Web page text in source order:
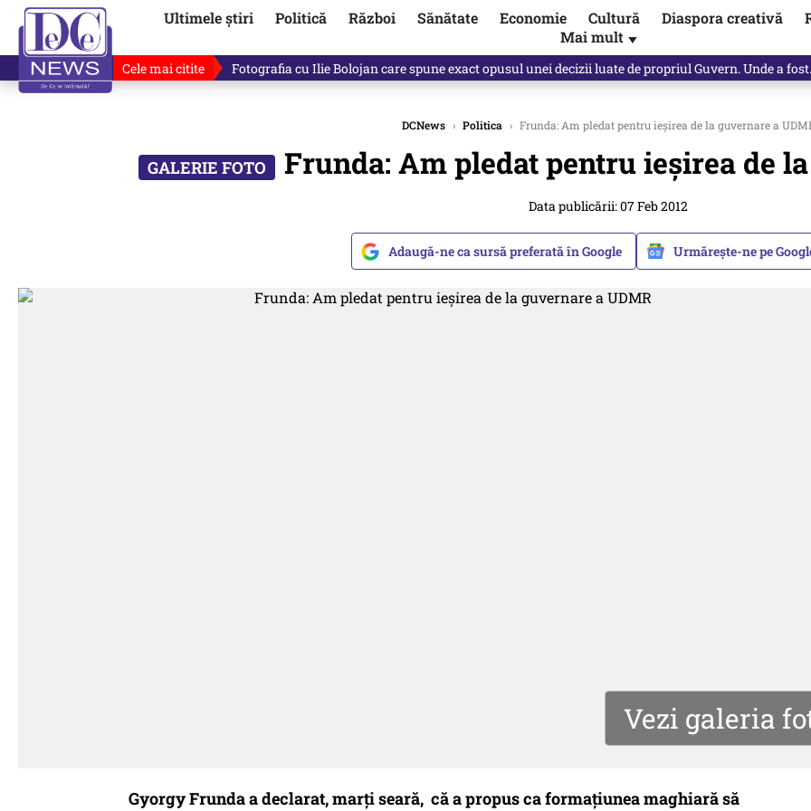
Ultimele știri Politică Război Sănătate Economie Cultură Diaspora creativă
Mai mult ▼
Cele mai citite Ilie Bolojan, gafă în direct despre „omul harnic“ / video
DCNews › Politica › Frunda: Am pledat pentru ieşirea de la guvernare a
Frunda: Am pledat pentru ieşirea de
Data publicării: 07 Feb 2012
Adaugă-ne ca sursă preferată în Google Urmărește-ne pe
Vezi galeria
Gyorgy Frunda a declarat, marţi seară, că a propus ca formaţiunea maghiară să